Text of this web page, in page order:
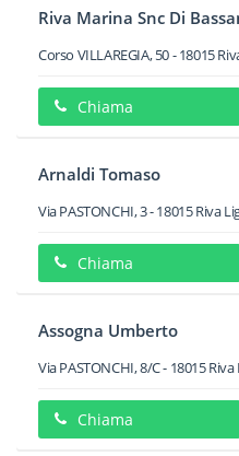
Riva Marina Snc Di
Corso VILLAREGIA, 50-18015
Chiama
Arnaldi Tomaso
Via PASTONCHI, 3-18015Riva
Chiama
Assogna Umberto
Via PASTONCHI, 8/C- 18015Riva
Chiama